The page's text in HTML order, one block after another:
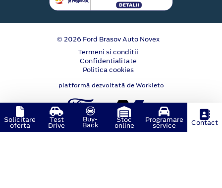
© 2026 Ford Brasov Auto Novex
Termeni si conditii
Confidentialitate
Politica cookies
platformă dezvoltată de Workleto
Solicitare
oferta
Test
Drive
Buy-
Back
Stoc
online
Programare
service Contact